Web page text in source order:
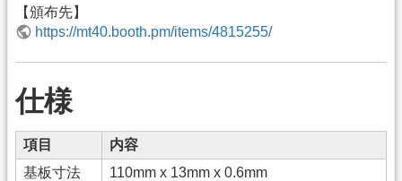
【頒布先】
https://mt40.booth.pm/items/4815255/
仕様
項目
内容
基板寸法
110mm x 13mm x 0.6mm